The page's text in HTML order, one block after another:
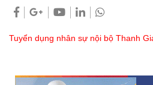
Tuyển dụng nhân sự nội bộ Thanh